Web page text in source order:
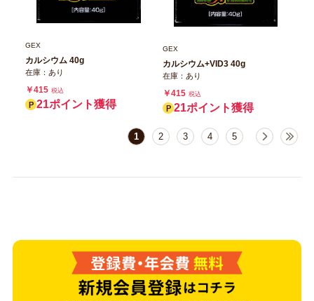
GEX
カルシウム 40g
在庫：あり
￥415 税込
21ポイント獲得
GEX
カルシウム+VID3 40g
在庫：あり
￥415 税込
21ポイント獲得
1 2 3 4 5